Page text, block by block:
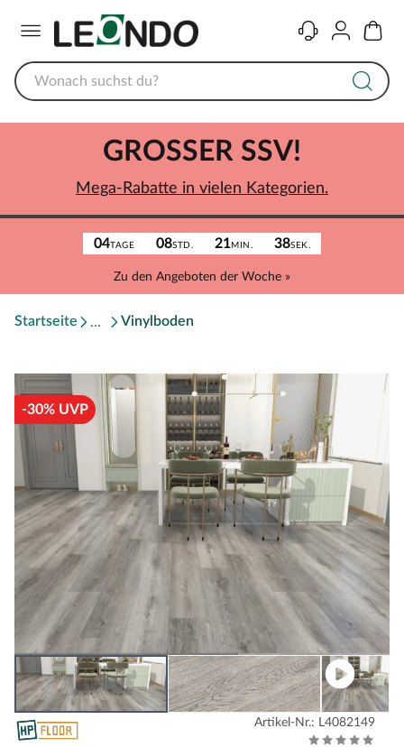
KontaktKonto
04TAGE 08STD. 21MIN. 38SEK.
Zu den Angeboten der Woche »
GROSSER SSV!
Mega-Rabatte in vielen Kategorien.
Startseite Vinylboden
-30% UVP
Artikel-Nr.: L4082149